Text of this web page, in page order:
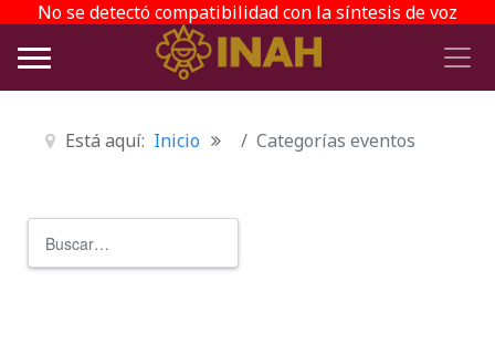
No se detectó compatibilidad con la síntesis de voz
Está aquí: Inicio Categorías eventos